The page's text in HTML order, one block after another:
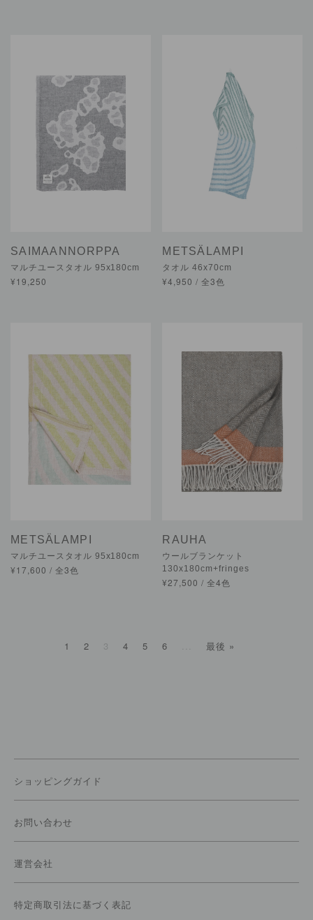
SAIMAANNORPPA
マルチユースタオル 95x180cm
¥19,250
METSÄLAMPI
タオル 46x70cm
¥4,950 / 全3色
METSÄLAMPI
マルチユースタオル 95x180cm
¥17,600 / 全3色
RAUHA
ウールブランケット
130x180cm+fringes
¥27,500 / 全4色
1 2 3 4 5 6 最後 »
ショッピングガイド
お問い合わせ
運営会社
特定商取引法に基づく表記